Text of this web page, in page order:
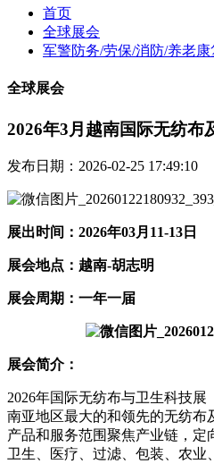
首页
全球展会
军警防务/劳保/消防/养老康
全球展会
2026年3月越南国际无纺布
发布日期：2026-02-25 17:49:10
展出时间：2026年03月11-13日
展会地点：越南-胡志明
展会周期：一年一届
展会简介：
2026年国际无纺布与卫生科技
南亚地区最大的和领先的无纺布
产品和服务范围聚焦产业链，定
卫生、医疗、过滤、包装、农业